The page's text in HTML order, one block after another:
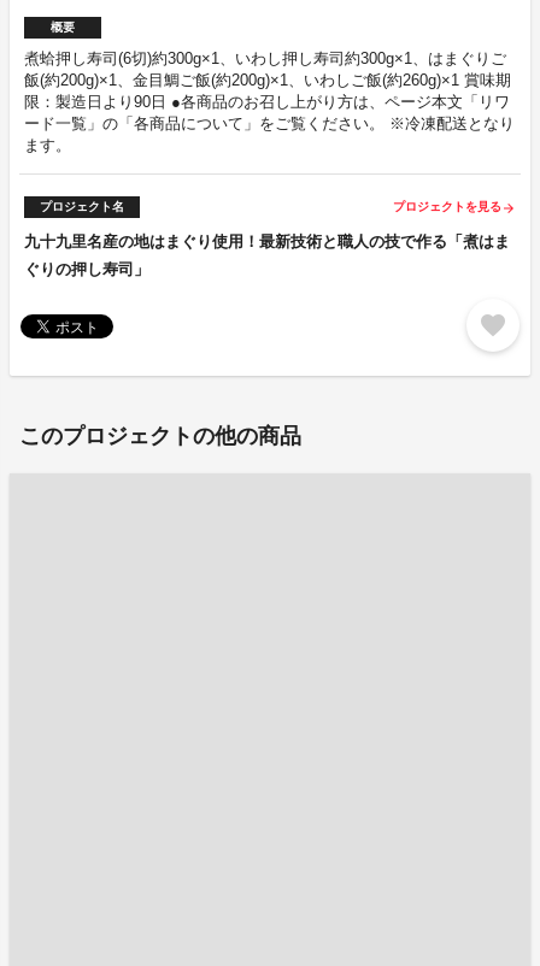
概要
煮蛤押し寿司(6切)約300g×1、いわし押し寿司約300g×1、はまぐりご
飯(約200g)×1、金目鯛ご飯(約200g)×1、いわしご飯(約260g)×1 賞味期
限：製造日より90日 ●各商品のお召し上がり方は、ページ本文「リワ
ード一覧」の「各商品について」をご覧ください。 ※冷凍配送となり
ます。
プロジェクト名 プロジェクトを見る arrow_forward
九十九里名産の地はまぐり使用！最新技術と職人の技で作る「煮はま
ぐりの押し寿司」
favorite
このプロジェクトの他の商品